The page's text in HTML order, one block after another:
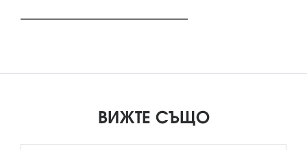
ВИЖТЕ СЪЩО